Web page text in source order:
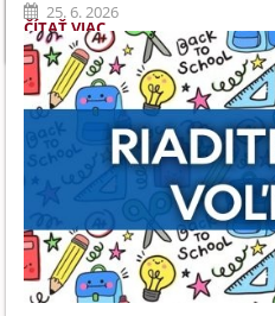
GREENFLUENCERI
A
ENERGIA
-
NAŠI
ŠTUDENTI
PREDSTAVILI
EKOLOGICKÉ
RIEŠENIE
BUDÚCNOSTI:
ČÍTAŤ VIAC
25. 6. 2026